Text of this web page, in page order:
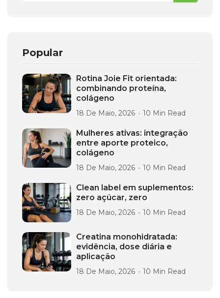
Popular
Rotina Joie Fit orientada:
combinando proteína,
colágeno
18 De Maio, 2026 10 Min Read
Mulheres ativas: integração
entre aporte proteico,
colágeno
18 De Maio, 2026 10 Min Read
Clean label em suplementos:
zero açúcar, zero
18 De Maio, 2026 10 Min Read
Creatina monohidratada:
evidência, dose diária e
aplicação
18 De Maio, 2026 10 Min Read